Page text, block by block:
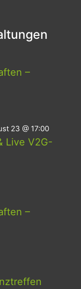
–
23 @ 17:00
Live V2G-
–